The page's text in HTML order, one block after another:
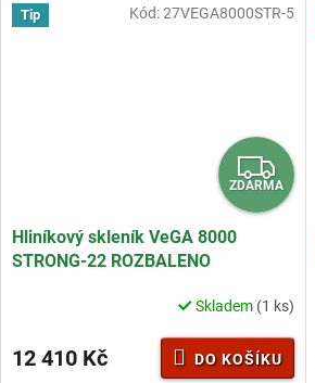
Tip
Z
D
M
A
ZDARMA
Hliníkový skleník VeGA 8000
STRONG-22 ROZBALENO
Skladem (1 ks)
12 410 Kč DO KOŠÍKU
Kód:27VEGA8000STR-5